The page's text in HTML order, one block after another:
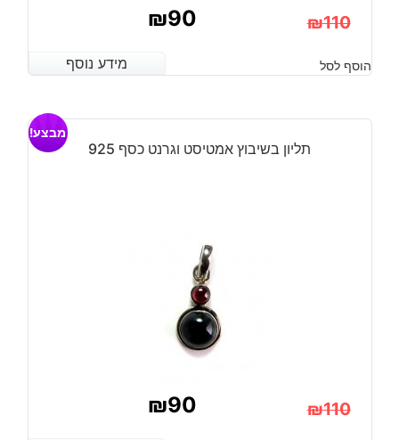
₪110
המקורי
היה:
₪110.
₪90
הנוכחי
הוא:
₪90.
מידע נוסף הוסף לסל מידע נוסף
תליון בשיבוץ אמטיסט וגרנט כסף 925
מבצע!
₪110
₪90